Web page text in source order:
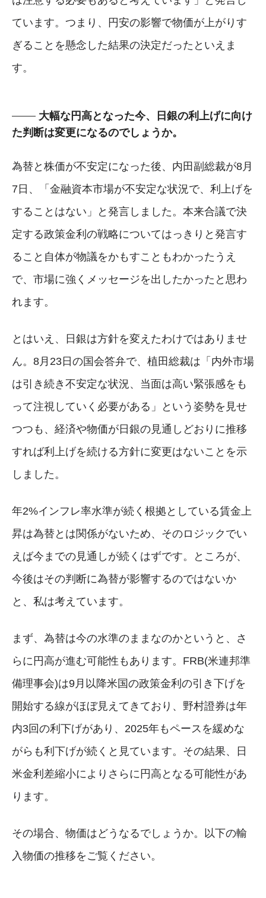
ています。つまり、円安の影響で物価が上がりす
ぎることを懸念した結果の決定だったといえま
す。
大幅な円高となった今、日銀の利上げに向け
た判断は変更になるのでしょうか。
為替と株価が不安定になった後、内田副総裁が8月
7日、「金融資本市場が不安定な状況で、利上げを
することはない」と発言しました。本来合議で決
定する政策金利の戦略についてはっきりと発言す
ること自体が物議をかもすこともわかったうえ
で、市場に強くメッセージを出したかったと思わ
れます。
とはいえ、日銀は方針を変えたわけではありませ
ん。8月23日の国会答弁で、植田総裁は「内外市場
は引き続き不安定な状況、当面は高い緊張感をも
って注視していく必要がある」という姿勢を見せ
つつも、経済や物価が日銀の見通しどおりに推移
すれば利上げを続ける方針に変更はないことを示
しました。
年2%インフレ率水準が続く根拠としている賃金上
昇は為替とは関係がないため、そのロジックでい
えば今までの見通しが続くはずです。ところが、
今後はその判断に為替が影響するのではないか
と、私は考えています。
まず、為替は今の水準のままなのかというと、さ
らに円高が進む可能性もあります。FRB(米連邦準
備理事会)は9月以降米国の政策金利の引き下げを
開始する線がほぼ見えてきており、野村證券は年
内3回の利下げがあり、2025年もペースを緩めな
がらも利下げが続くと見ています。その結果、日
米金利差縮小によりさらに円高となる可能性があ
ります。
その場合、物価はどうなるでしょうか。以下の輸
入物価の推移をご覧ください。